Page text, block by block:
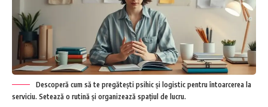
Descoperă cum să te pregătești psihic și logistic pentru întoarcerea la
serviciu. Setează o rutină și organizează spațiul de lucru.